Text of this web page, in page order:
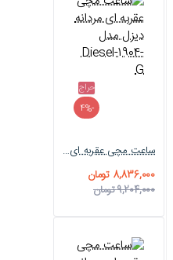
حراج
-4%
ساعت مچی عقربه ای مردانه دیزل مدل Diesel-1904-G
8,836,000 تومان
9,204,000 تومان